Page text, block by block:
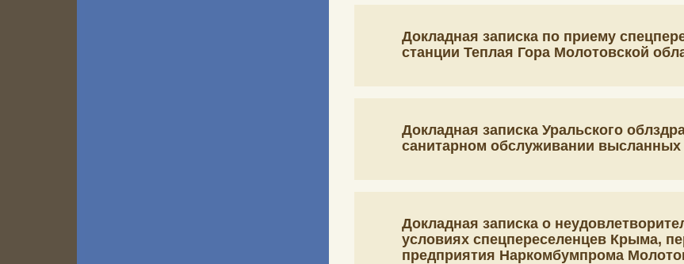
Докладная записка по приему
станции Теплая Гора Молотовской
Докладная записка Уральского
санитарном обслуживании высланных
Докладная записка о
условиях спецпереселенцев Крыма,
предприятия Наркомбумпрома